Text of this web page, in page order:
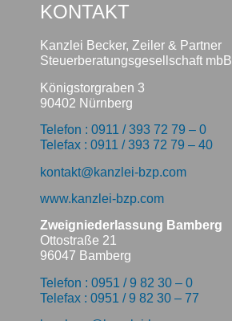
KONTAKT
Kanzlei Becker, Zeiler & Partner
Steuerberatungsgesellschaft mbB
Königstorgraben 3
90402 Nürnberg
Telefon : 0911 / 393 72 79 – 0
Telefax : 0911 / 393 72 79 – 40
kontakt@kanzlei-bzp.com
www.kanzlei-bzp.com
Zweigniederlassung Bamberg
Ottostraße 21
96047 Bamberg
Telefon : 0951 / 9 82 30 – 0
Telefax : 0951 / 9 82 30 – 77